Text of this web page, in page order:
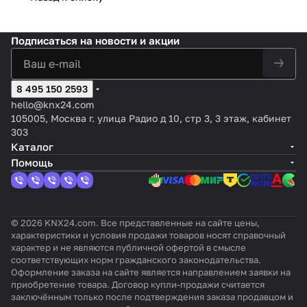
ор
и 3
группы
230 В,
140
мкФ
станда
230В~,
10A
жалю
зи 4
мес
тны
3-
канал
Подписаться на новости и акции
8 495 150 2593
hello@knx24.com
105005, Москва г. улица Радио д 10, стр 3, 3 этаж, кабинет
303
Каталог
Помощь
© 2026 KNX24.com. Все представленные на сайте цены,
характеристики и условия продажи товаров носят справочный
характер и не являются публичной офертой в смысле
соответствующих норм гражданского законодательства.
Оформление заказа на сайте является направлением заявки на
приобретение товара. Договор купли-продажи считается
заключённым только после подтверждения заказа продавцом и